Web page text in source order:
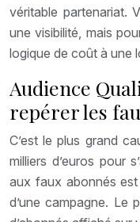
véritable partenariat.
une visibilité, mais
logique de coût à une
Audience
repérer les
C’est le plus grand
milliers d’euros pour
aux faux abonnés
d’une campagne. Le